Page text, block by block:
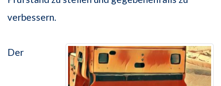
verbessern.
Der